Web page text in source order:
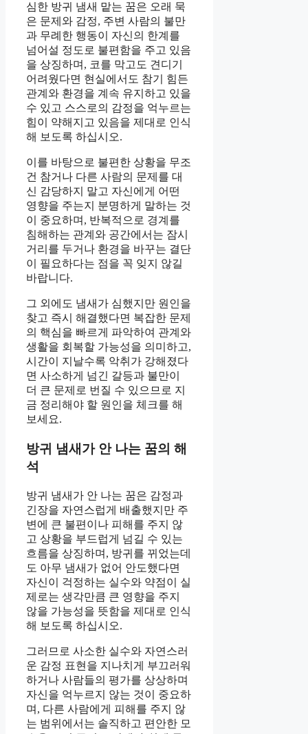
심한 방귀 냄새 맡는 꿈은 오래 묵
은 문제와 감정, 주변 사람의 불만
과 무례한 행동이 자신의 한계를
넘어설 정도로 불편함을 주고 있음
을 상징하며, 코를 막고도 견디기
어려웠다면 현실에서도 참기 힘든
관계와 환경을 계속 유지하고 있을
수 있고 스스로의 감정을 억누르는
힘이 약해지고 있음을 제대로 인식
해 보도록 하십시오.
이를 바탕으로 불편한 상황을 무조
건 참거나 다른 사람의 문제를 대
신 감당하지 말고 자신에게 어떤
영향을 주는지 분명하게 말하는 것
이 중요하며, 반복적으로 경계를
침해하는 관계와 공간에서는 잠시
거리를 두거나 환경을 바꾸는 결단
이 필요하다는 점을 꼭 잊지 않길
바랍니다.
그 외에도 냄새가 심했지만 원인을
찾고 즉시 해결했다면 복잡한 문제
의 핵심을 빠르게 파악하여 관계와
생활을 회복할 가능성을 의미하고,
시간이 지날수록 악취가 강해졌다
면 사소하게 넘긴 갈등과 불만이
더 큰 문제로 번질 수 있으므로 지
금 정리해야 할 원인을 체크를 해
보세요.
방귀 냄새가 안 나는 꿈의 해
석
방귀 냄새가 안 나는 꿈은 감정과
긴장을 자연스럽게 배출했지만 주
변에 큰 불편이나 피해를 주지 않
고 상황을 부드럽게 넘길 수 있는
흐름을 상징하며, 방귀를 뀌었는데
도 아무 냄새가 없어 안도했다면
자신이 걱정하는 실수와 약점이 실
제로는 생각만큼 큰 영향을 주지
않을 가능성을 뜻함을 제대로 인식
해 보도록 하십시오.
그러므로 사소한 실수와 자연스러
운 감정 표현을 지나치게 부끄러워
하거나 사람들의 평가를 상상하며
자신을 억누르지 않는 것이 중요하
며, 다른 사람에게 피해를 주지 않
는 범위에서는 솔직하고 편안한 모